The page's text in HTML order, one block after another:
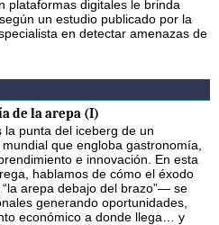
plataformas digitales le brinda
un estudio publicado por la
en detectar amenazas de
de la arepa (I)
la punta del iceberg de un
que engloba gastronomía,
e innovación. En esta
hablamos de cómo el éxodo
arepa debajo del brazo”— se
generando oportunidades,
económico a donde llega… y